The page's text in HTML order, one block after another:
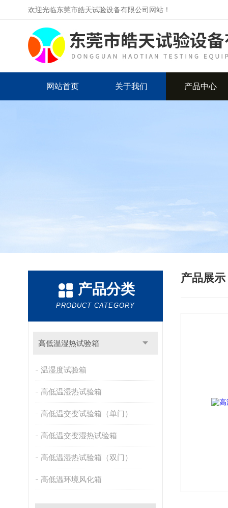
欢迎光临东莞市皓天试验设备有限公司网站！
网站首页 关于我们 产品中心
产品分类
PRODUCT CATEGORY
高低温湿热试验箱
温湿度试验箱
高低温湿热试验箱
高低温交变试验箱（单门）
高低温交变湿热试验箱
高低温湿热试验箱（双门）
高低温环境风化箱
产品展示